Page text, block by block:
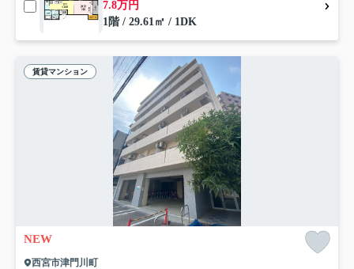
7.8万円
1階 / 29.61㎡ / 1DK
賃貸マンション
NEW
西宮市津門川町